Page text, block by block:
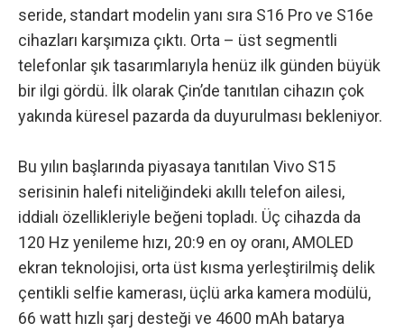
seride, standart modelin yanı sıra S16 Pro ve S16e
cihazları karşımıza çıktı. Orta – üst segmentli
telefonlar şık tasarımlarıyla henüz ilk günden büyük
bir ilgi gördü. İlk olarak Çin’de tanıtılan cihazın çok
yakında küresel pazarda da duyurulması bekleniyor.
Bu yılın başlarında piyasaya tanıtılan Vivo S15
serisinin halefi niteliğindeki akıllı telefon ailesi,
iddialı özellikleriyle beğeni topladı. Üç cihazda da
120 Hz yenileme hızı, 20:9 en oy oranı, AMOLED
ekran teknolojisi, orta üst kısma yerleştirilmiş delik
çentikli selfie kamerası, üçlü arka kamera modülü,
66 watt hızlı şarj desteği ve 4600 mAh batarya